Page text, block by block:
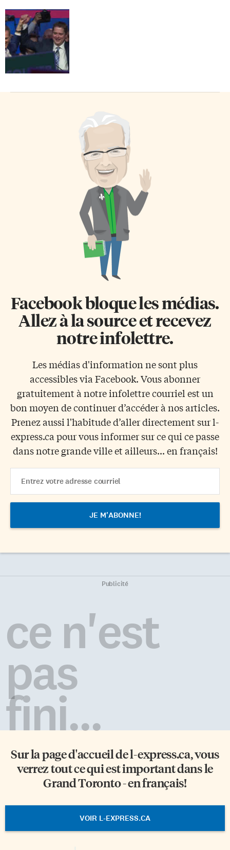
Facebook bloque les médias.
Allez à la source et recevez
notre infolettre.
Les médias d'information ne sont plus
accessibles via Facebook. Vous abonner
gratuitement à notre infolettre courriel est un
bon moyen de continuer d’accéder à nos articles.
Prenez aussi l'habitude d’aller directement sur l-
express.ca pour vous informer sur ce qui ce passe
dans notre grande ville et ailleurs... en français!
Address
Publicité
ce n'est
pas
fini...
Sur la page d'accueil del-express.ca, vous
verrez tout ce qui est important dans le
Grand Toronto - en français!
VOIR L-EXPRESS.CA